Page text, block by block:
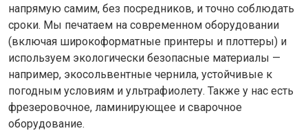
напрямую самим, без посредников, и точно соблюдать
сроки. Мы печатаем на современном оборудовании
(включая широкоформатные принтеры и плоттеры) и
используем экологически безопасные материалы —
например, экосольвентные чернила, устойчивые к
погодным условиям и ультрафиолету. Также у нас есть
фрезеровочное, ламинирующее и сварочное
оборудование.